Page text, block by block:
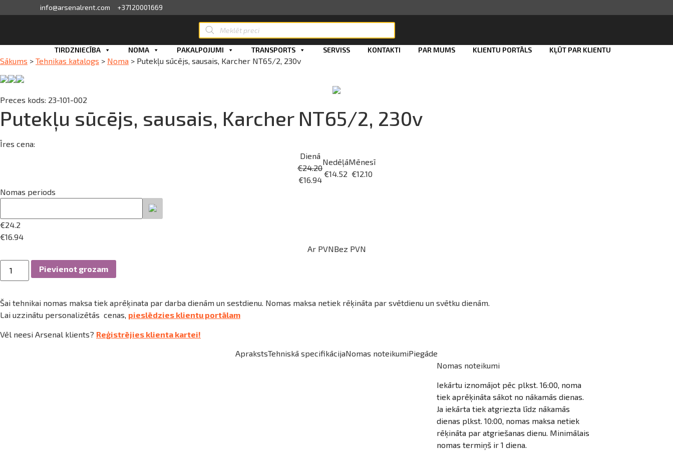
info@arsenalrent.com +37120001669
Products
search
saraksts
piedāvājumi
daļu pasūtīšana
to
content
TIRDZNIECĪBA NOMA PAKALPOJUMI TRANSPORTS SERVISS KONTAKTI PAR MUMS KLIENTU PORTĀLS KĻŪT PAR KLIENTU
Sākums > Tehnikas katalogs > Noma > Putekļu sūcējs, sausais, Karcher NT65/2, 230v
Preces kods: 23-101-002
Putekļu sūcējs, sausais, Karcher NT65/2, 230v
Īres cena:
Dienā
€24.20
€16.94
Nedēļā
€14.52
Mēnesī
€12.10
Nomas periods
€24.2
€16.94
Ar PVNBez PVN
Putekļu
sūcējs,
sausais,
230v
daudzums
Pievienot grozam
Šai tehnikai nomas maksa tiek aprēķinata par darba dienām un sestdienu. Nomas maksa netiek rēķināta par svētdienu un svētku dienām.
Lai uzzinātu personalizētās cenas, pieslēdzies klientu portālam
Vēl neesi Arsenal klients? Reģistrējies klienta kartei!
AprakstsTehniskā specifikācijaNomas noteikumiPiegāde
Nomas noteikumi
Iekārtu iznomājot pēc plkst. 16:00, noma
tiek aprēķināta sākot no nākamās dienas.
Ja iekārta tiek atgriezta līdz nākamās
dienas plkst. 10:00, nomas maksa netiek
rēķināta par atgriešanas dienu. Minimālais
nomas termiņš ir 1 diena.